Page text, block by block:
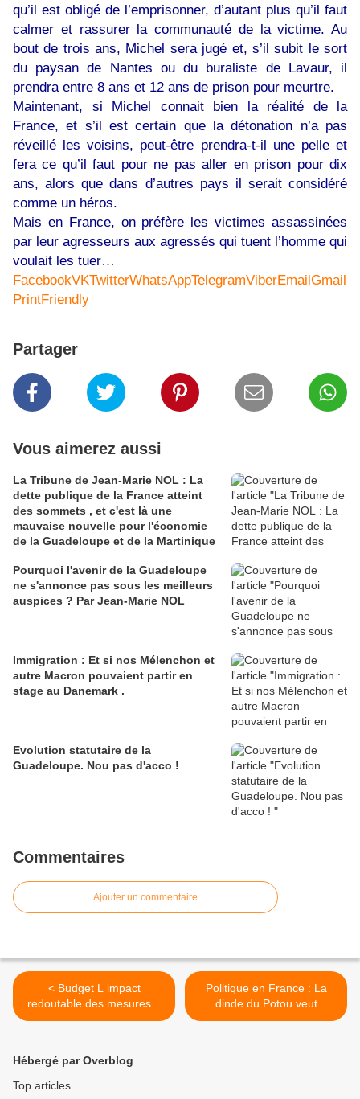
qu’il est obligé de l’emprisonner, d’autant plus qu’il faut
calmer et rassurer la communauté de la victime. Au
bout de trois ans, Michel sera jugé et, s’il subit le sort
du paysan de Nantes ou du buraliste de Lavaur, il
prendra entre 8 ans et 12 ans de prison pour meurtre.
Maintenant, si Michel connait bien la réalité de la
France, et s’il est certain que la détonation n’a pas
réveillé les voisins, peut-être prendra-t-il une pelle et
fera ce qu’il faut pour ne pas aller en prison pour dix
ans, alors que dans d’autres pays il serait considéré
comme un héros.
Mais en France, on préfère les victimes assassinées
par leur agresseurs aux agressés qui tuent l’homme qui
voulait les tuer…
FacebookVKTwitterWhatsAppTelegramViberEmailGmail
PrintFriendly
Partager
Vous aimerez aussi
La Tribune de Jean-Marie NOL : La
dette publique de la France atteint
des sommets , et c'est là une
mauvaise nouvelle pour l'économie
de la Guadeloupe et de la Martinique
Pourquoi l'avenir de la Guadeloupe
ne s'annonce pas sous les meilleurs
auspices ? Par Jean-Marie NOL
Immigration : Et si nos Mélenchon et
autre Macron pouvaient partir en
stage au Danemark .
Evolution statutaire de la
Guadeloupe. Nou pas d'acco !
Commentaires
Ajouter un commentaire
< Budget L impact
redoutable des mesures d
économies sur la
NOL .
Politique en France : La
dinde du Potou veut
revenir! Plus que sotte, elle
Hébergé par Overblog
Top articles